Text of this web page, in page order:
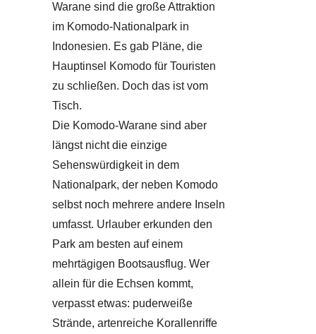
Warane sind die große Attraktion
im Komodo-Nationalpark in
Indonesien. Es gab Pläne, die
Hauptinsel Komodo für Touristen
zu schließen. Doch das ist vom
Tisch.
Die Komodo-Warane sind aber
längst nicht die einzige
Sehenswürdigkeit in dem
Nationalpark, der neben Komodo
selbst noch mehrere andere Inseln
umfasst. Urlauber erkunden den
Park am besten auf einem
mehrtägigen Bootsausflug. Wer
allein für die Echsen kommt,
verpasst etwas: puderweiße
Strände, artenreiche Korallenriffe